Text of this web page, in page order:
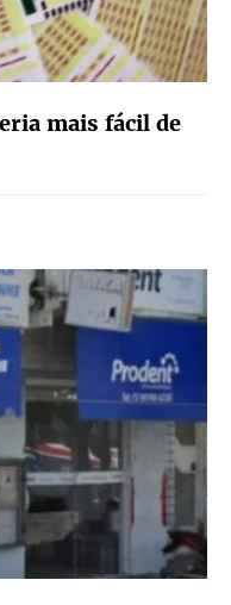
mais fácil de